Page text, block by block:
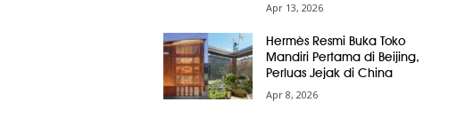
Apr 13, 2026
Hermès Resmi Buka Toko
Mandiri Pertama di Beijing,
Perluas Jejak di China
Apr 8, 2026